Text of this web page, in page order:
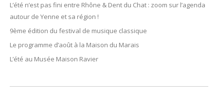
L’été n’est pas fini entre Rhône & Dent du Chat : zoom sur l’agenda
autour de Yenne et sa région !
9ème édition du festival de musique classique
Le programme d’août à la Maison du Marais
L’été au Musée Maison Ravier